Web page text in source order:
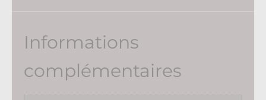
Informations
complémentaires